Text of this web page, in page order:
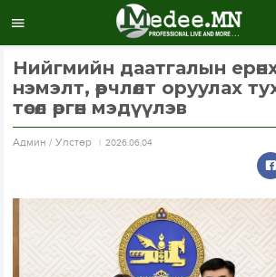
Нийгмийн даатгалын
нэмэлт, өөрчлөлт оруулах
төсөл өргөн мэдүүлэв
Aдмин / Улстөр 2026.06.04